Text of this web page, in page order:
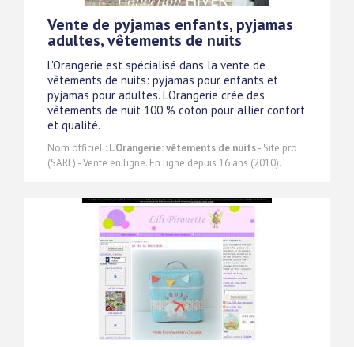
Vente de pyjamas enfants, pyjamas
adultes, vêtements de nuits
L'Orangerie est spécialisé dans la vente de
vêtements de nuits: pyjamas pour enfants et
pyjamas pour adultes. L'Orangerie crée des
vêtements de nuit 100 % coton pour allier confort
et qualité.
Nom officiel : L'Orangerie: vêtements de nuits- Site pro
(SARL) - Vente en ligne. En ligne depuis 16 ans (2010).